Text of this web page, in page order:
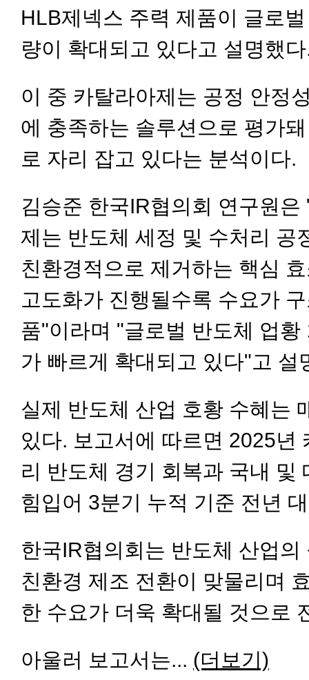
HLB제넥스 주력 제품이 글로
량이 확대되고 있다고 설명했
이 중 카탈라아제는 공정 안정
에 충족하는 솔루션으로 평가
로 자리 잡고 있다는 분석이다.
김승준 한국IR협의회 연구원
제는 반도체 세정 및 수처리 공
친환경적으로 제거하는 핵심
고도화가 진행될수록 수요가
품"이라며 "글로벌 반도체 업
가 빠르게 확대되고 있다"고 설
실제 반도체 산업 호황 수혜는
있다. 보고서에 따르면 2025년
리 반도체 경기 회복과 국내 및
힘입어 3분기 누적 기준 전년
한국IR협의회는 반도체 산업
친환경 제조 전환이 맞물리며
한 수요가 더욱 확대될 것으로
아울러 보고서는... (더보기)